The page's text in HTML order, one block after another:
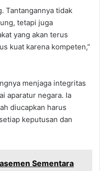
Tantangannya tidak
tetapi juga
yang akan terus
kuat karena kompeten,”
menjaga integritas
aparatur negara. Ia
diucapkan harus
keputusan dan
Sementara